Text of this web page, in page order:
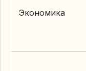
Экономика